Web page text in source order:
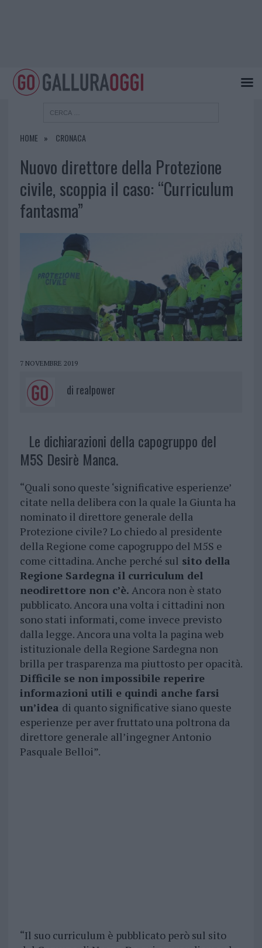
HOME CRONACA
Nuovo direttore della Protezione
civile, scoppia il caso: “Curriculum
fantasma”
7 NOVEMBRE 2019
di realpower
Le dichiarazioni della capogruppo del
M5S Desirè Manca.
“Quali sono queste ‘significative esperienze’
citate nella delibera con la quale la Giunta ha
nominato il direttore generale della
Protezione civile? Lo chiedo al presidente
della Regione come capogruppo del M5S e
come cittadina. Anche perché sul sito della
Regione Sardegna il curriculum del
neodirettore non c’è. Ancora non è stato
pubblicato. Ancora una volta i cittadini non
sono stati informati, come invece previsto
dalla legge. Ancora una volta la pagina web
istituzionale della Regione Sardegna non
brilla per trasparenza ma piuttosto per opacità.
Difficile se non impossibile reperire
informazioni utili e quindi anche farsi
un’idea di quanto significative siano queste
esperienze per aver fruttato una poltrona da
direttore generale all’ingegner Antonio
Pasquale Belloi”.
“Il suo curriculum è pubblicato però sul sito